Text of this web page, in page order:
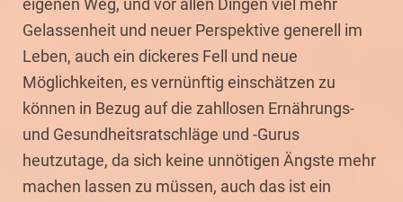
eigenen Weg, und vor allen Dingen viel mehr
Gelassenheit und neuer Perspektive generell im
Leben, auch ein dickeres Fell und neue
Möglichkeiten, es vernünftig einschätzen zu
können in Bezug auf die zahllosen Ernährungs-
und Gesundheitsratschläge und -Gurus
heutzutage, da sich keine unnötigen Ängste mehr
machen lassen zu müssen, auch das ist ein